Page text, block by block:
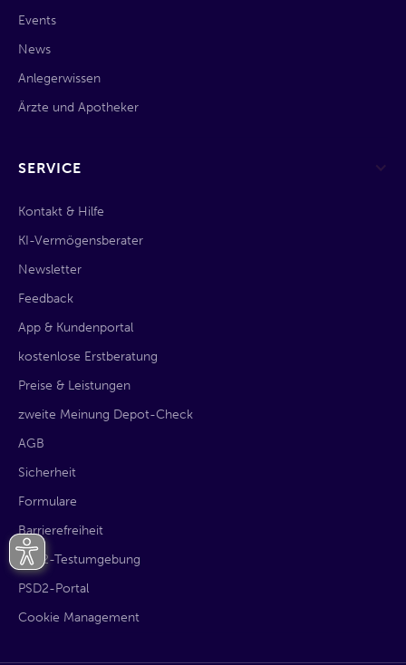
Events
News
Anlegerwissen
Ärzte und Apotheker
SERVICE
Kontakt & Hilfe
KI-Vermögensberater
Newsletter
Feedback
App & Kundenportal
kostenlose Erstberatung
Preise & Leistungen
zweite Meinung Depot-Check
AGB
Sicherheit
Formulare
Barrierefreiheit
PSD2-Testumgebung
PSD2-Portal
Cookie Management